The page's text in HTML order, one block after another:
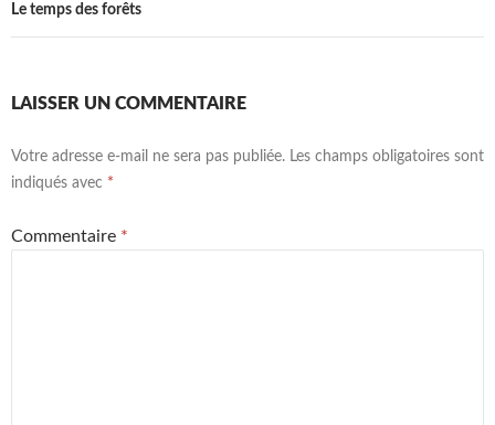
Le temps des forêts
LAISSER UN COMMENTAIRE
Votre adresse e-mail ne sera pas publiée. Les champs obligatoires sont
indiqués avec *
Commentaire *